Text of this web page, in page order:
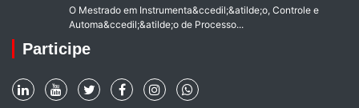
O Mestrado em Instrumenta&ccedil;&atilde;o, Controle e
Automa&ccedil;&atilde;o de Processo...
Participe